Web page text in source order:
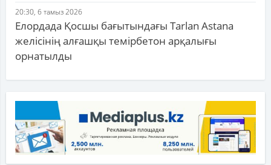
20:30, 6 тамыз 2026
Елордада Қосшы бағытындағы Tarlan Astana
желісінің алғашқы темірбетон арқалығы
орнатылды